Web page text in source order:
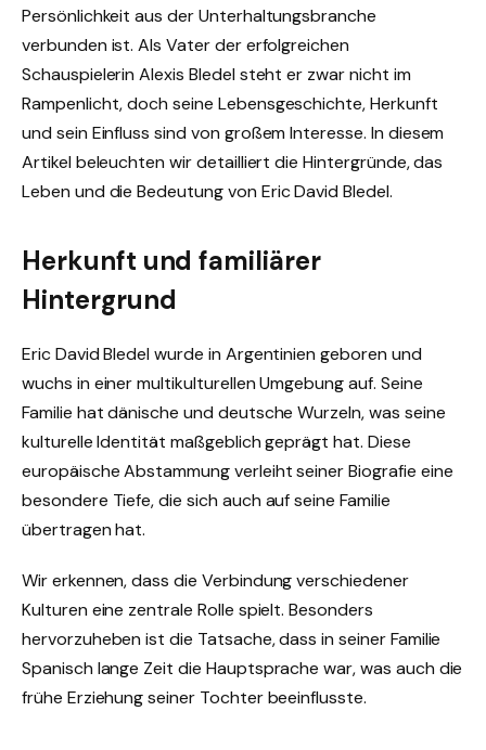
Persönlichkeit aus der Unterhaltungsbranche
verbunden ist. Als Vater der erfolgreichen
Schauspielerin Alexis Bledel steht er zwar nicht im
Rampenlicht, doch seine Lebensgeschichte, Herkunft
und sein Einfluss sind von großem Interesse. In diesem
Artikel beleuchten wir detailliert die Hintergründe, das
Leben und die Bedeutung von Eric David Bledel.
Herkunft und familiärer
Hintergrund
Eric David Bledel wurde in Argentinien geboren und
wuchs in einer multikulturellen Umgebung auf. Seine
Familie hat dänische und deutsche Wurzeln, was seine
kulturelle Identität maßgeblich geprägt hat. Diese
europäische Abstammung verleiht seiner Biografie eine
besondere Tiefe, die sich auch auf seine Familie
übertragen hat.
Wir erkennen, dass die Verbindung verschiedener
Kulturen eine zentrale Rolle spielt. Besonders
hervorzuheben ist die Tatsache, dass in seiner Familie
Spanisch lange Zeit die Hauptsprache war, was auch die
frühe Erziehung seiner Tochter beeinflusste.